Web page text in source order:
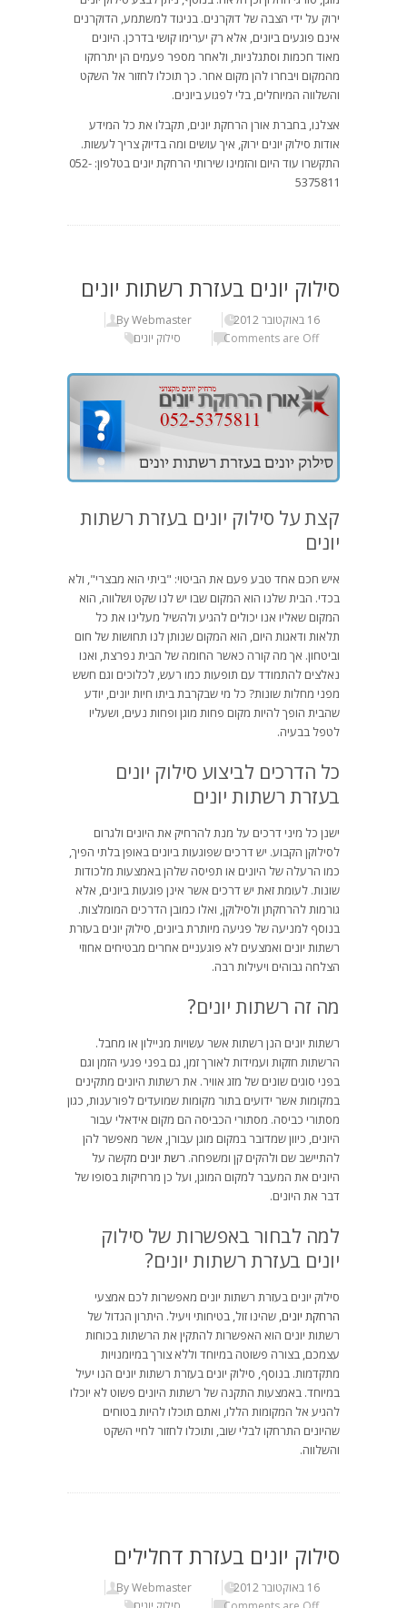
ירוק על ידי הצבה של דוקרנים. בניגוד למשתמע, הדוקרנים
אינם פוגעים ביונים, אלא רק יערימו קושי בדרכן. היונים
מאוד חכמות וסתגלניות, ולאחר מספר פעמים הן יתרחקו
מהמקום ויבחרו להן מקום אחר. כך תוכלו לחזור אל השקט
והשלווה המיוחלים, בלי לפגוע ביונים.
אצלנו, בחברת אורן הרחקת יונים, תקבלו את כל המידע
אודות סילוק יונים ירוק, איך עושים ומה בדיוק צריך לעשות.
התקשרו עוד היום והזמינו שירותי הרחקת יונים בטלפון: 052-
5375811
סילוק יונים בעזרת רשתות יונים
16 באוקטובר 2012
By Webmaster
Comments are Off
סילוק יונים
קצת על סילוק יונים בעזרת רשתות
יונים
איש חכם אחד טבע פעם את הביטוי: "ביתי הוא מבצרי", ולא
בכדי. הבית שלנו הוא המקום שבו יש לנו שקט ושלווה, הוא
המקום שאליו אנו יכולים להגיע ולהשיל מעלינו את כל
תלאות ודאגות היום, הוא המקום שנותן לנו תחושות של חום
וביטחון. אך מה קורה כאשר החומה של הבית נפרצת, ואנו
נאלצים להתמודד עם תופעות כמו רעש, לכלוכים וגם חשש
מפני מחלות שונות? כל מי שבקרבת ביתו חיות יונים, יודע
שהבית הופך להיות מקום פחות מוגן ופחות נעים, ושעליו
לטפל בבעיה.
כל הדרכים לביצוע סילוק יונים
בעזרת רשתות יונים
ישנן כל מיני דרכים על מנת להרחיק את היונים ולגרום
לסילוקן הקבוע. יש דרכים שפוגעות ביונים באופן בלתי הפיך,
כמו הרעלה של היונים או תפיסה שלהן באמצעות מלכודות
שונות. לעומת זאת יש דרכים אשר אינן פוגעות ביונים, אלא
גורמות להרחקתן ולסילוקן, ואלו כמובן הדרכים המומלצות.
בנוסף למניעה של פגיעה מיותרת ביונים, סילוק יונים בעזרת
רשתות יונים ואמצעים לא פוגעניים אחרים מבטיחים אחוזי
הצלחה גבוהים ויעילות רבה.
מה זה רשתות יונים?
רשתות יונים הנן רשתות אשר עשויות מניילון או מחבל.
הרשתות חזקות ועמידות לאורך זמן, גם בפני פגעי הזמן וגם
בפני סוגים שונים של מזג אוויר. את רשתות היונים מתקינים
במקומות אשר ידועים בתור מקומות שמועדים לפורענות, כגון
מסתורי כביסה. מסתורי הכביסה הם מקום אידאלי עבור
היונים, כיוון שמדובר במקום מוגן עבורן, אשר מאפשר להן
להתיישב שם ולהקים קן ומשפחה. רשת יונים מקשה על
היונים את המעבר למקום המוגן, ועל כן מרחיקות בסופו של
דבר את היונים.
למה לבחור באפשרות של סילוק
יונים בעזרת רשתות יונים?
סילוק יונים בעזרת רשתות יונים מאפשרות לכם אמצעי
הרחקת יונים, שהינו זול, בטיחותי ויעיל. היתרון הגדול של
רשתות יונים הוא האפשרות להתקין את הרשתות בכוחות
עצמכם, בצורה פשוטה במיוחד וללא צורך במיומנויות
מתקדמות. בנוסף, סילוק יונים בעזרת רשתות יונים הנו יעיל
במיוחד. באמצעות התקנה של רשתות היונים פשוט לא יוכלו
להגיע אל המקומות הללו, ואתם תוכלו להיות בטוחים
שהיונים התרחקו לבלי שוב, ותוכלו לחזור לחיי השקט
והשלווה.
סילוק יונים בעזרת דחלילים
16 באוקטובר 2012
By Webmaster